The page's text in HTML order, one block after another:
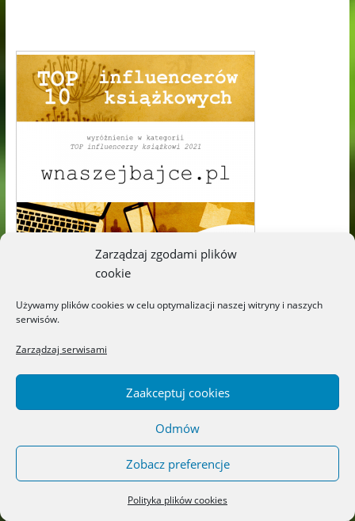
Zarządzaj zgodami plików
cookie
Używamy plików cookies w celu optymalizacji naszej witryny i naszych
serwisów.
Zarządzaj serwisami
Zaakceptuj cookies
Odmów
Zobacz preferencje
Polityka plików cookies
TOP10 Influencerów Książkowych